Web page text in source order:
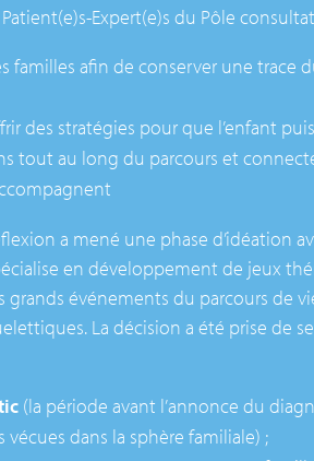
Expert(e)s du Pôle
familles afin de conserver une trace
des stratégies pour que l’enfant
tout au long du parcours et
a mené une phase d’idéation
en développement de jeux
grands événements du parcours de
La décision a été prise de
(la période avant l’annonce du
dans la sphère familiale) ;